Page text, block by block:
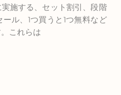
施する、セット割引、段階
ル、1つ買うと1つ無料など
これらは